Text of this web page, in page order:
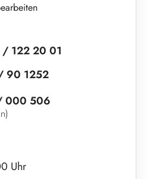
Uhr
122 20 01
90 1252
000 506